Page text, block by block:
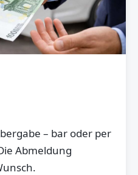
– bar oder per
Abmeldung